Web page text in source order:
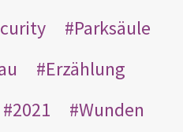
Parksäule
Erzählung
2021
Wunden